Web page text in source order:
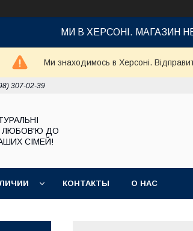
МИ В ХЕРСОНІ. МАГАЗИН
Ми знаходимось в Херсоні.
307-02-39
ЛЮБОВ'Ю ДО
СІМЕЙ!
КОНТАКТЫ О НАС